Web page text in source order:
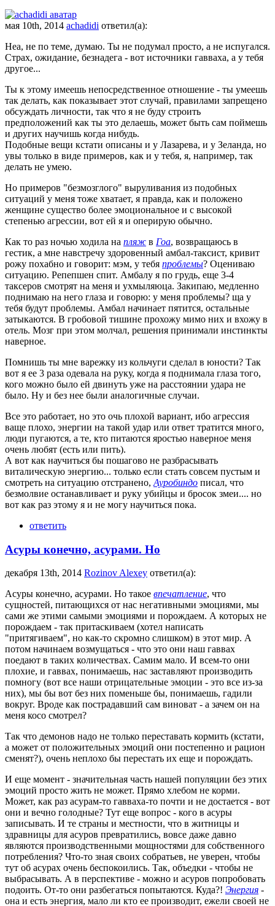
мая 10th, 2014 achadidi ответил(а):
Неа, не по теме, думаю. Ты не подумал просто, а не испугался.
Страх, ожидание, безнадега - вот источники гавваха, а у тебя
другое...
Ты к этому имеешь непосредственное отношение - ты умеешь
так делать, как показывает этот случай, правилами запрещено
обсуждать личности, так что я не буду строить
предположений как ты это делаешь, может быть сам поймешь
и других научишь когда нибудь.
Подобные вещи кстати описаны и у Лазарева, и у Зеланда, но
увы только в виде примеров, как и у тебя, я, например, так
делать не умею.
Но примеров "безмозглого" выруливания из подобных
ситуаций у меня тоже хватает, я правда, как и положено
женщине существо более эмоциональное и с высокой
степенью агрессии, вот ей я и оперирую обычно.
Как то раз ночью ходила на пляж в Гоа, возвращаюсь в
гестик, а мне навстречу здоровенный амбал-таксист, кривит
рожу похабно и говорит: мэм, у тебя проблемы? Оцениваю
ситуацию. Репепшен спит. Амбалу я по грудь, еще 3-4
таксеров смотрят на меня и ухмыляюца. Закипаю, медленно
поднимаю на него глаза и говорю: у меня проблемы? ща у
тебя будут проблемы. Амбал начинает пятится, остальные
затыкаются. В гробовой тишине прохожу мимо них и вхожу в
отель. Мозг при этом молчал, решения принимали инстинкты
наверное.
Помнишь ты мне варежку из кольчуги сделал в юности? Так
вот я ее 3 раза одевала на руку, когда я поднимала глаза того,
кого можно было ей двинуть уже на расстоянии удара не
было. Ну и без нее были аналогичные случаи.
Все это работает, но это очь плохой вариант, ибо агрессия
ваще плохо, энергии на такой удар или ответ тратится много,
люди пугаются, а те, кто питаются яростью наверное меня
очень любят (есть или пить).
А вот как научиться бы пошагово не разбрасывать
виталическую энергию... только если стать совсем пустым и
смотреть на ситуацию отстранено, Ауробиндо писал, что
безмолвие останавливает и руку убийцы и бросок змеи.... но
вот как раз этому я и не могу научиться пока.
ответить
Асуры конечно, асурами. Но
декабря 13th, 2014 Rozinov Alexey ответил(а):
Асуры конечно, асурами. Но такое впечатление, что
сущностей, питающихся от нас негативными эмоциями, мы
сами же этими самыми эмоциями и порождаем. А которых не
порождаем - так притаскиваем (хотел написать
"притягиваем", но как-то скромно слишком) в этот мир. А
потом начинаем возмущаться - что это они наш гаввах
поедают в таких количествах. Самим мало. И всем-то они
плохие, и гаввах, понимаешь, нас заставляют производить
помногу (вот все наши отрицательные эмоции - это все из-за
них), мы бы вот без них поменьше бы, понимаешь, гадили
вокруг. Вроде как пострадавший сам виноват - а зачем он на
меня косо смотрел?
Так что демонов надо не только переставать кормить (кстати,
а может от положительных эмоций они постепенно и рацион
сменят?), очень неплохо бы перестать их еще и порождать.
И еще момент - значительная часть нашей популяции без этих
эмоций просто жить не может. Прямо хлебом не корми.
Может, как раз асурам-то гавваха-то почти и не достается - вот
они и вечно голодные? Тут еще вопрос - кого в асуры
записывать. И те страны и местности, что в житницы и
здравницы для асуров превратились, вовсе даже давно
являются производственными мощностями для собственного
потребления? Что-то зная своих собратьев, не уверен, чтобы
тут об асурах очень беспокоились. Так, объедки - чтобы не
выбрасывать. А в перспективе - можно и асуров попробовать
подоить. От-то они разбегаться попытаются. Куда?! Энергия -
она и есть энергия, мало ли кто ее производит, ежели своей не